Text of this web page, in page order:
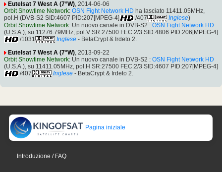
Eutelsat 7 West A (7°W), 2014-06-06
Orbit Showtime Network: OSN Fight Network HD ha lasciato 11411.05MHz,
pol.H (DVB-S2 SID:4607 PID:207[MPEG-4]
/407 Inglese)
Orbit Showtime Network: Un nuovo canale in DVB-S2 : OSN Fight Network HD
(U.S.A.), su 11276.79MHz, pol.V SR:27500 FEC:2/3 SID:4806 PID:206[MPEG-4]
/1031
Inglese - BetaCrypt & Irdeto 2.
Eutelsat 7 West A (7°W) , 2013-09-22
Orbit Showtime Network: Un nuovo canale in DVB-S2 : OSN Fight Network HD
(U.S.A.), su 11411.05MHz, pol.H SR:27500 FEC:2/3 SID:4607 PID:207[MPEG-4]
/407
Inglese - BetaCrypt & Irdeto 2.
Pagina iniziale
Introduzione / FAQ